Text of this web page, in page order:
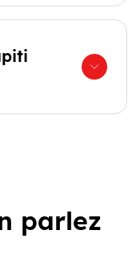
parlez